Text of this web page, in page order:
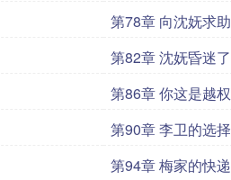
第78章 向沈妩求助
第82章 沈妩昏迷了
第86章 你这是越权
第90章 李卫的选择
第94章 梅家的快递